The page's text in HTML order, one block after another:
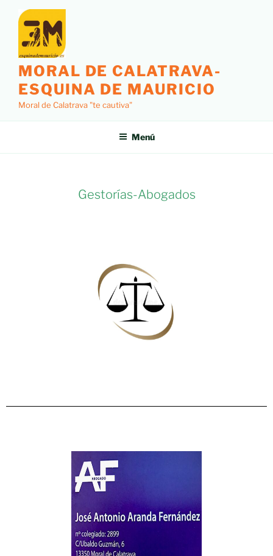
MORAL DE CALATRAVA-
ESQUINA DE MAURICIO
Moral de Calatrava "te cautiva"
Menú
Gestorías-Abogados